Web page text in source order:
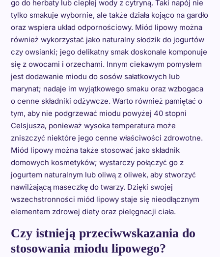
go do herbaty lub ciepłej wody z cytryną. Taki napój nie
tylko smakuje wybornie, ale także działa kojąco na gardło
oraz wspiera układ odpornościowy. Miód lipowy można
również wykorzystać jako naturalny słodzik do jogurtów
czy owsianki; jego delikatny smak doskonale komponuje
się z owocami i orzechami. Innym ciekawym pomysłem
jest dodawanie miodu do sosów sałatkowych lub
marynat; nadaje im wyjątkowego smaku oraz wzbogaca
o cenne składniki odżywcze. Warto również pamiętać o
tym, aby nie podgrzewać miodu powyżej 40 stopni
Celsjusza, ponieważ wysoka temperatura może
zniszczyć niektóre jego cenne właściwości zdrowotne.
Miód lipowy można także stosować jako składnik
domowych kosmetyków; wystarczy połączyć go z
jogurtem naturalnym lub oliwą z oliwek, aby stworzyć
nawilżającą maseczkę do twarzy. Dzięki swojej
wszechstronności miód lipowy staje się nieodłącznym
elementem zdrowej diety oraz pielęgnacji ciała.
Czy istnieją przeciwwskazania do
stosowania miodu lipowego?